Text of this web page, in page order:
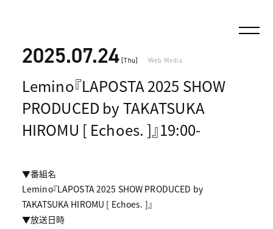
2025.07.24 [Thu] Web Media
Lemino『LAPOSTA 2025 SHOW
PRODUCED by TAKATSUKA
HIROMU [ Echoes. ]』19:00-
▼番組名
Lemino『LAPOSTA 2025 SHOW PRODUCED by
TAKATSUKA HIROMU [ Echoes. ]』
▼放送日時